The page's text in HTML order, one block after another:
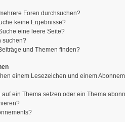
Foren durchsuchen?
keine Ergebnisse?
eine leere Seite?
suchen?
und Themen finden?
einem Lesezeichen und einem
ein Thema setzen oder ein Thema